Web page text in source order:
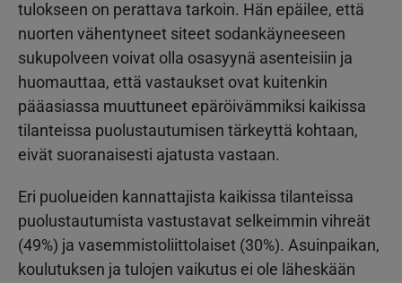
tulokseen on perattava tarkoin. Hän epäilee, että
nuorten vähentyneet siteet sodankäyneeseen
sukupolveen voivat olla osasyynä asenteisiin ja
huomauttaa, että vastaukset ovat kuitenkin
pääasiassa muuttuneet epäröivämmiksi kaikissa
tilanteissa puolustautumisen tärkeyttä kohtaan,
eivät suoranaisesti ajatusta vastaan.
Eri puolueiden kannattajista kaikissa tilanteissa
puolustautumista vastustavat selkeimmin vihreät
(49%) ja vasemmistoliittolaiset (30%). Asuinpaikan,
koulutuksen ja tulojen vaikutus ei ole läheskään